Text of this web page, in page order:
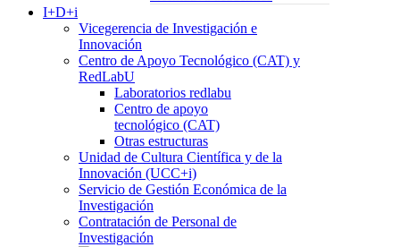
I+D+i
Vicegerencia de Investigación e
Innovación
Centro de Apoyo Tecnológico (CAT) y
RedLabU
Laboratorios redlabu
Centro de apoyo
tecnológico (CAT)
Otras estructuras
Unidad de Cultura Científica y de la
Innovación (UCC+i)
Servicio de Gestión Económica de la
Investigación
Contratación de Personal de
Investigación